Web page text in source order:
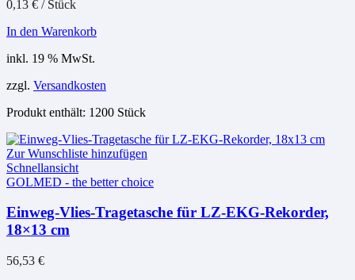
0,13 € / Stück
In den Warenkorb
inkl. 19 % MwSt.
zzgl. Versandkosten
Produkt enthält: 1200 Stück
Zur Wunschliste hinzufügen
Schnellansicht
GOLMED - the better choice
Einweg-Vlies-Tragetasche für LZ-EKG-Rekorder,
18×13 cm
56,53 €